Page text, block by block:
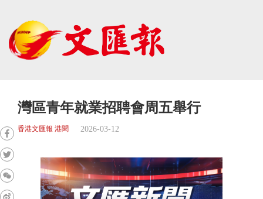
灣區青年就業招聘會周五舉行
香港文匯報 港聞 2026-03-12